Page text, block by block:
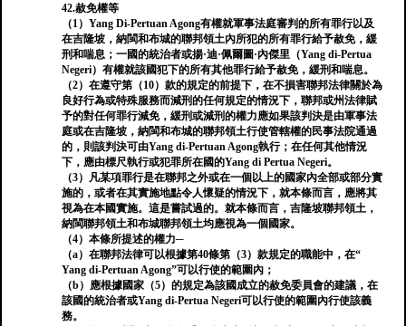
42.赦免權等
（1）Yang Di-Pertuan Agong有權就軍事法庭審判的所有罪行以及
在吉隆坡，納閩和布城的聯邦領土內所犯的所有罪行給予赦免，緩
刑和喘息；一國的統治者或揚·迪·佩爾圖·內傑里（Yang di-Pertua
Negeri）有權就該國犯下的所有其他罪行給予赦免，緩刑和喘息。
（2）在遵守第（10）款的規定的前提下，在不損害聯邦法律關於為
良好行為或特殊服務而減刑的任何規定的情況下，聯邦或州法律賦
予的對任何罪行減免，緩刑或減刑的權力應如果該判決是由軍事法
庭或在吉隆坡，納閩和布城的聯邦領土行使管轄權的民事法院通過
的，則該判決可由Yang di-Pertuan Agong執行；在任何其他情況
下，應由標尺執行或犯罪所在國的Yang di Pertua Negeri。
（3）凡某項罪行是在聯邦之外或在一個以上的國家內全部或部分實
施的，或者在其實施地點令人懷疑的情況下，就本條而言，應將其
視為在本國實施。這是嘗試過的。就本條而言，吉隆坡聯邦領土，
納閩聯邦領土和布城聯邦領土均應視為一個國家。
（4）本條所提述的權力─
（a）在聯邦法律可以根據第40條第（3）款規定的職能中，在“
Yang di-Pertuan Agong”可以行使的範圍內；
（b）應根據國家（5）的規定為該國成立的赦免委員會的建議，在
該國的統治者或Yang di-Pertua Negeri可以行使的範圍內行使該義
務。